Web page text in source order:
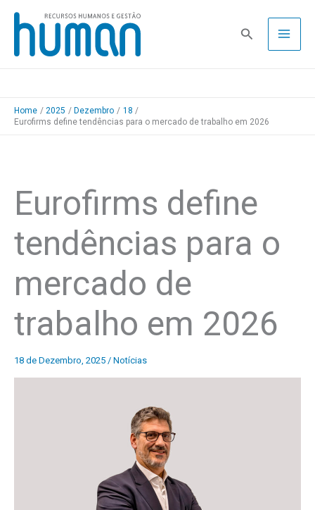
Skip
content
Pesquisa
Home 2025 Dezembro
18
Eurofirms define tendências para o mercado de trabalho em 2026
Eurofirms define
tendências para o
mercado de
trabalho em 2026
18 de Dezembro, 2025 / Notícias